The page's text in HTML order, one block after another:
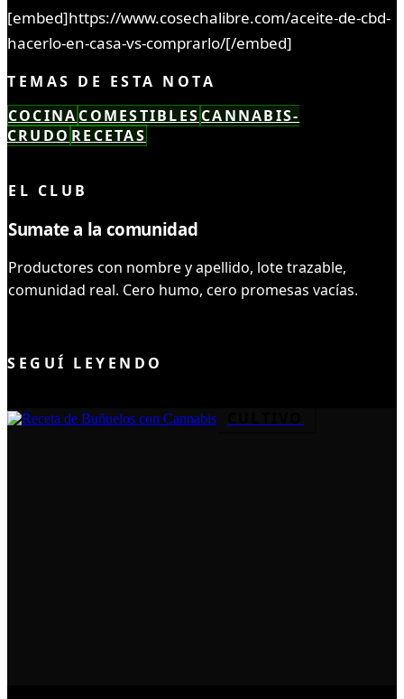
[embed]https://www.cosechalibre.com/aceite-de-cbd-
hacerlo-en-casa-vs-comprarlo/[/embed]
TEMAS DE ESTA NOTA
COCINA COMESTIBLES CANNABIS-
CRUDO RECETAS
EL CLUB
Sumate a la comunidad
Productores con nombre y apellido, lote trazable,
comunidad real. Cero humo, cero promesas vacías.
SEGUÍ LEYENDO